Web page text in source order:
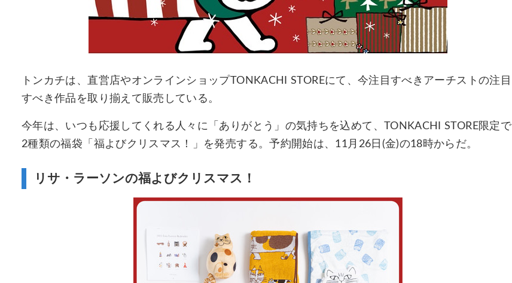
トンカチは、直営店やオンラインショップTONKACHI STOREにて、今注目すべきアーチストの注目
すべき作品を取り揃えて販売している。
今年は、いつも応援してくれる人々に「ありがとう」の気持ちを込めて、TONKACHI STORE限定で
2種類の福袋「福よびクリスマス！」を発売する。予約開始は、11月26日(金)の18時からだ。
リサ・ラーソンの福よびクリスマス！